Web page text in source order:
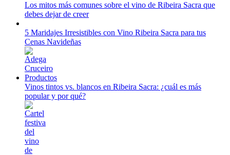
Los mitos más comunes sobre el vino de Ribeira Sacra que
debes dejar de creer
5 Maridajes Irresistibles con Vino Ribeira Sacra para tus
Cenas Navideñas
Vinos tintos vs. blancos en Ribeira Sacra: ¿cuál es más
popular y por qué?